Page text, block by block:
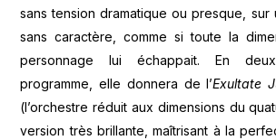
sans tension dramatique ou presque, sur
sans caractère, comme si toute la
personnage lui échappait. En
programme, elle donnera de l’Exultate
(l’orchestre réduit aux dimensions du
version très brillante, maîtrisant à la